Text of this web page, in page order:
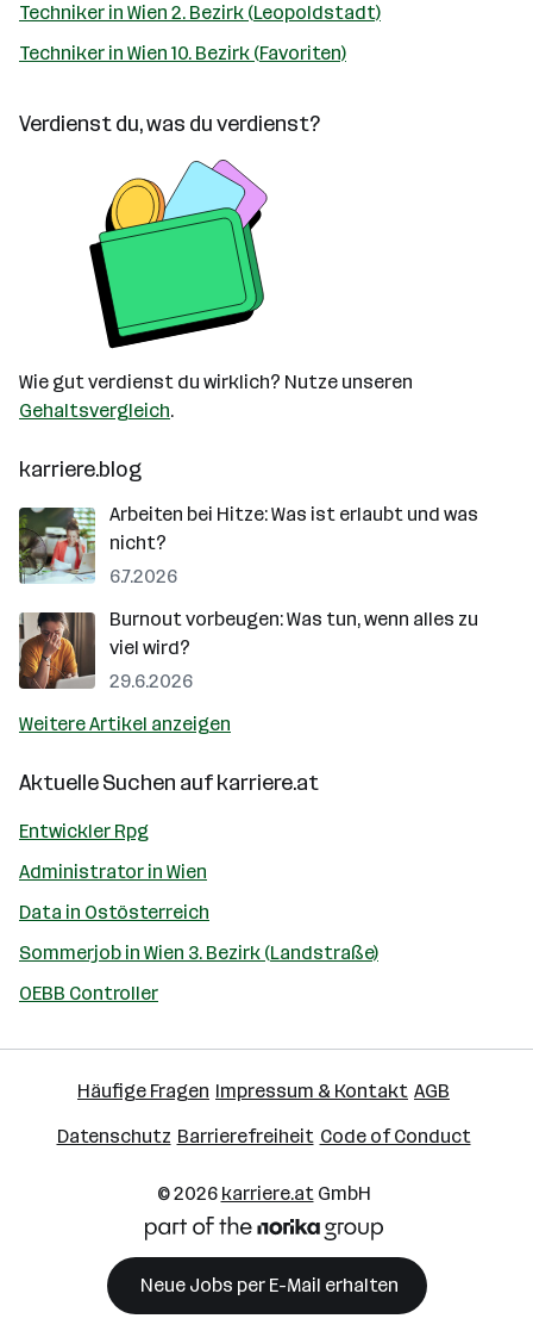
Techniker in Wien 2. Bezirk (Leopoldstadt)
Techniker in Wien 10. Bezirk (Favoriten)
Verdienst du, was du verdienst?
Wie gut verdienst du wirklich? Nutze unseren
Gehaltsvergleich.
karriere.blog
Arbeiten bei Hitze: Was ist erlaubt und was
nicht?
6.7.2026
Burnout vorbeugen: Was tun, wenn alles zu
viel wird?
29.6.2026
Weitere Artikel anzeigen
Aktuelle Suchen aufkarriere.at
Entwickler Rpg
Administrator in Wien
Data in Ostösterreich
Sommerjob in Wien 3. Bezirk (Landstraße)
OEBB Controller
Häufige Fragen Impressum & Kontakt AGB
Datenschutz Barrierefreiheit Code of Conduct
© 2026 karriere.atGmbH
Neue Jobs per E-Mail erhalten